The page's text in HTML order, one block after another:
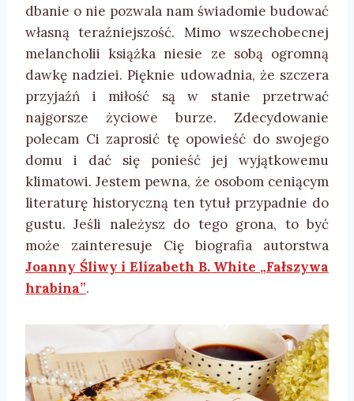
dbanie o nie pozwala nam świadomie budować
własną teraźniejszość. Mimo wszechobecnej
melancholii książka niesie ze sobą ogromną
dawkę nadziei. Pięknie udowadnia, że szczera
przyjaźń i miłość są w stanie przetrwać
najgorsze życiowe burze. Zdecydowanie
polecam Ci zaprosić tę opowieść do swojego
domu i dać się ponieść jej wyjątkowemu
klimatowi. Jestem pewna, że osobom ceniącym
literaturę historyczną ten tytuł przypadnie do
gustu. Jeśli należysz do tego grona, to być
może zainteresuje Cię biografia autorstwa
Joanny Śliwy i Elizabeth B. White „Fałszywa
hrabina”.